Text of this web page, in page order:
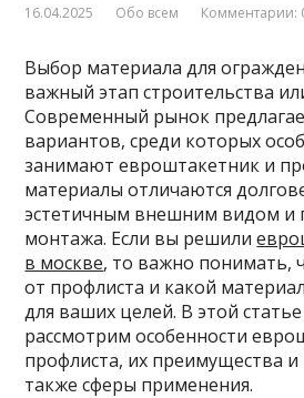
16.04.2025 Обо всем Комментарии:
Выбор материала для
важный этап строительства
Современный рынок
вариантов, среди которых
занимают евроштакетник и
материалы отличаются
эстетичным внешним видом и
монтажа. Если вы решили
в москве, то важно понимать,
от профлиста и какой
для ваших целей. В этой
рассмотрим особенности
профлиста, их преимущества и
также сферы применения.